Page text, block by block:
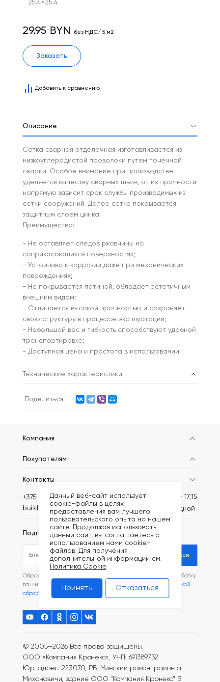
25.4×25.4
29.95 BYN без НДС/ 5 м2
Заказать
Добавить к сравнению
Описание
Сетка сварная отделочная изготавливается из
низкоуглеродистой проволоки путем точечной
сварки. Особое внимание при производстве
уделяется качеству сварных швов, от их прочности
напрямую зависит срок службы производимых из
сетки сооружений. Далее сетка покрывается
защитным слоем цинка.
Преимущества:
- Не оставляет следов ржавчины на
соприкасающихся поверхностях;
- Устойчива к коррозии даже при механических
повреждениях;
- Не покрывается патиной, обладает эстетичным
внешним видом;
- Отличается высокой прочностью и сохраняет
свою структуру в процессе эксплуатации;
- Небольшой вес и гибкость способствуют удобной
транспортировке;
- Доступная цена и простота в использовании.
Технические характеристики
Поделиться
Компания
Покупателям
Контакты
+375 (44) 749-20-73
build@kronex-company.by
Пн-Пт: 8:30 - 17:15
Сб-вс: выходной
Подписаться на рассылку
Подписаться
Обращаясь в наш магазин, вы даете согласие на обработку
ваших
персональных данных и соглашаетесь с
Политикой
обработки файлов Cookie
© 2005—2026 Все права защищены.
ООО «Компания Кронекс», УНП: 691389732
Юр. адрес: 223070, РБ, Минский район, район аг.
Михановичи, здание ООО "Компания Кронекс" В
Данный веб-сайт использует
cookie-файлы в целях
предоставления вам лучшего
пользовательского опыта на нашем
сайте. Продолжая использовать
данный сайт, вы соглашаетесь с
использованием нами cookie-
файлов. Для получения
дополнительной информации см.
Политика Cookie.
Принять Отказаться